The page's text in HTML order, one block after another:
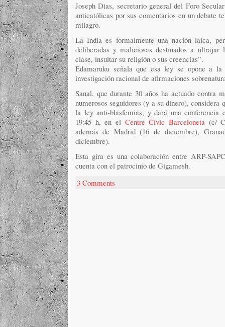
Joseph Dias, secretario general del Foro
anticatólicas por sus comentarios en un debate
milagro.
La India es formalmente una nación laica,
deliberadas y maliciosas destinados a ultrajar
clase, insultar su religión o sus creencias”.
Edamaruku señala que esa ley se opone a
investigación racional de afirmaciones
Sanal, que durante 30 años ha actuado contra
numerosos seguidores (y a su dinero), considera
la ley anti-blasfemias, y dará una
19:45 h, en el Centre Cívic Barceloneta (c/
además de Madrid (16 de diciembre),
diciembre).
Esta gira es una colaboración entre ARP-
cuenta con el patrocinio de Gigamesh.
3 Comments